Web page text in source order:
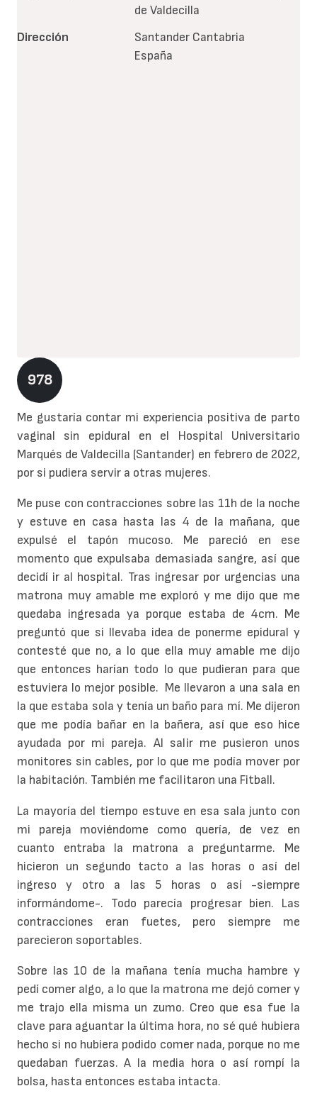
978
Me gustaría contar mi experiencia positiva de parto
vaginal sin epidural en el Hospital Universitario
Marqués de Valdecilla (Santander) en febrero de 2022,
por si pudiera servir a otras mujeres.
Me puse con contracciones sobre las 11h de la noche
y estuve en casa hasta las 4 de la mañana, que
expulsé el tapón mucoso. Me pareció en ese
momento que expulsaba demasiada sangre, así que
decidí ir al hospital. Tras ingresar por urgencias una
matrona muy amable me exploró y me dijo que me
quedaba ingresada ya porque estaba de 4cm. Me
preguntó que si llevaba idea de ponerme epidural y
contesté que no, a lo que ella muy amable me dijo
que entonces harían todo lo que pudieran para que
estuviera lo mejor posible. Me llevaron a una sala en
la que estaba sola y tenía un baño para mí. Me dijeron
que me podía bañar en la bañera, así que eso hice
ayudada por mi pareja. Al salir me pusieron unos
monitores sin cables, por lo que me podía mover por
la habitación. También me facilitaron una Fitball.
La mayoría del tiempo estuve en esa sala junto con
mi pareja moviéndome como quería, de vez en
cuanto entraba la matrona a preguntarme. Me
hicieron un segundo tacto a las horas o así del
ingreso y otro a las 5 horas o así -siempre
informándome-. Todo parecía progresar bien. Las
contracciones eran fuetes, pero siempre me
parecieron soportables.
Sobre las 10 de la mañana tenía mucha hambre y
pedí comer algo, a lo que la matrona me dejó comer y
me trajo ella misma un zumo. Creo que esa fue la
clave para aguantar la última hora, no sé qué hubiera
hecho si no hubiera podido comer nada, porque no me
quedaban fuerzas. A la media hora o así rompí la
bolsa, hasta entonces estaba intacta.
de Valdecilla
Dirección
Santander Cantabria
España